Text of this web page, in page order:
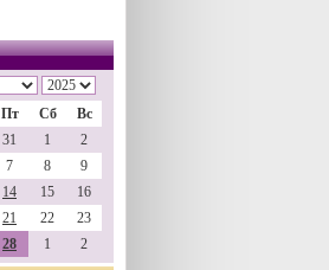
Пт Сб
Вс
31 1
2
7 8
9
14 15
16
21 22
23
28 1 2